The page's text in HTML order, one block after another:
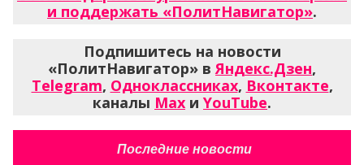
и поддержать «ПолитНавигатор».
Подпишитесь на новости
«ПолитНавигатор» вЯндекс.Дзен,
Telegram, Одноклассниках, Вконтакте,
каналы Max и YouTube.
Последние новости